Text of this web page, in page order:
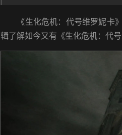
《生化危机：代号维罗妮卡》
辑了解如今又有《生化危机：代